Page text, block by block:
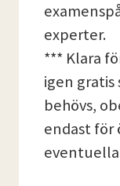
experter.
*** Klara
igen gratis
behövs,
endast för